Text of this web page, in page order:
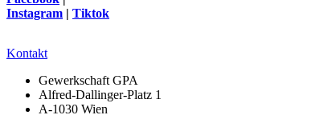
Instagram | Tiktok
Kontakt
Gewerkschaft GPA
Alfred-Dallinger-Platz 1
A-1030 Wien